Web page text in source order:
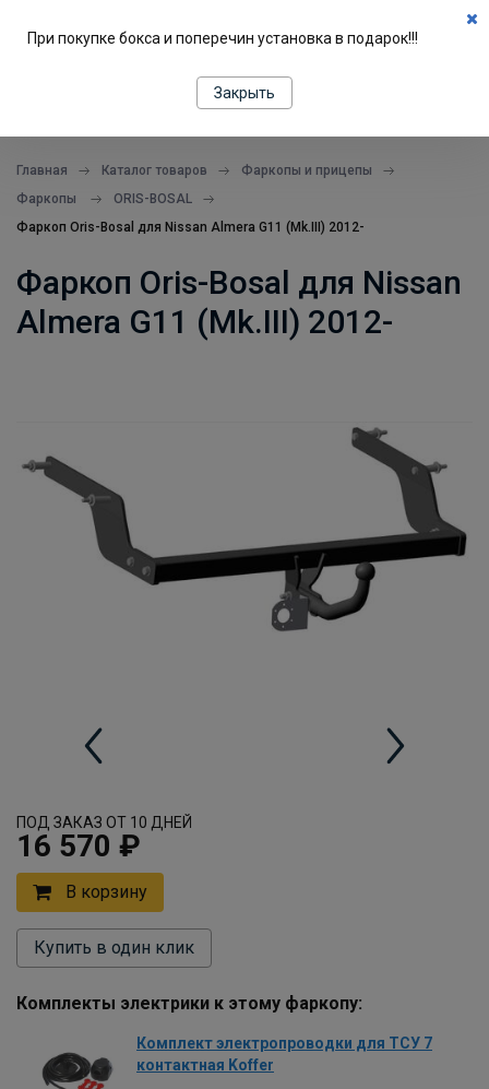
Главная Каталог товаров
Фаркопы и прицепы
Фаркопы
ORIS-BOSAL
Фаркоп Oris-Bosal для Nissan Almera G11 (Mk.III) 2012-
Фаркоп Oris-Bosal для Nissan
Almera G11 (Mk.III) 2012-
ПОД ЗАКАЗ ОТ 10 ДНЕЙ
16 570 ₽
В корзину
Купить в один клик
Комплекты электрики к этому фаркопу:
Комплект электропроводки для ТСУ 7
контактная Koffer
При покупке бокса и поперечин установка в подарок!!!
Закрыть